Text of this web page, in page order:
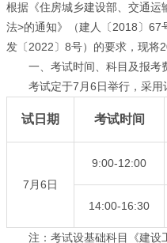
根据《住房城乡建设部、交通运
法>的通知》（建人〔2018〕67
发〔2022〕8号）的要求，现将
一、考试时间、科目及报考
考试定于7月6日举行，采用
试日期 考试时间
7月6日
9:00-12:00
14:00-16:30
注：考试设基础科目《建设工